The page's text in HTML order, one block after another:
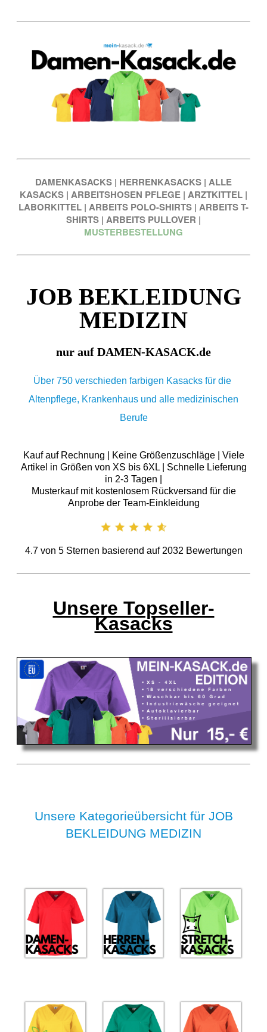
DAMENKASACKS | HERRENKASACKS | ALLE
KASACKS | ARBEITSHOSEN PFLEGE | ARZTKITTEL |
LABORKITTEL | ARBEITS POLO-SHIRTS | ARBEITS T-
SHIRTS | ARBEITS PULLOVER |
MUSTERBESTELLUNG
JOB BEKLEIDUNG
MEDIZIN
nur auf DAMEN-KASACK.de
Über 750 verschieden farbigen Kasacks für die
Altenpflege, Krankenhaus und alle medizinischen
Berufe
Kauf auf Rechnung | Keine Größenzuschläge | Viele
Artikel in Größen von XS bis 6XL | Schnelle Lieferung
in 2-3 Tagen |
Musterkauf mit kostenlosem Rückversand für die
Anprobe der Team-Einkleidung
4.7von 5Sternen basierend auf 2032 Bewertungen
Unsere Topseller-
Kasacks
Unsere Kategorieübersicht für JOB
BEKLEIDUNG MEDIZIN